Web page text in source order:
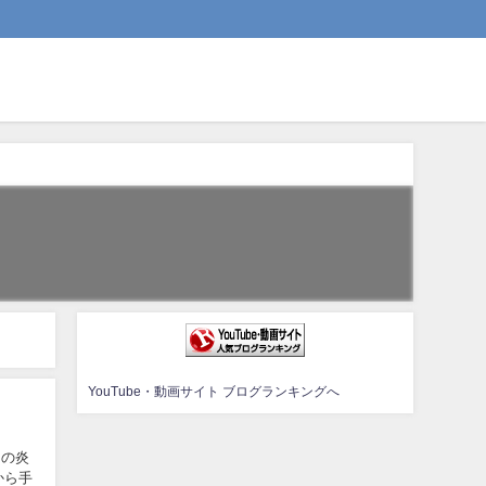
炎
ら手
YouTube・動画サイト ブログランキングへ